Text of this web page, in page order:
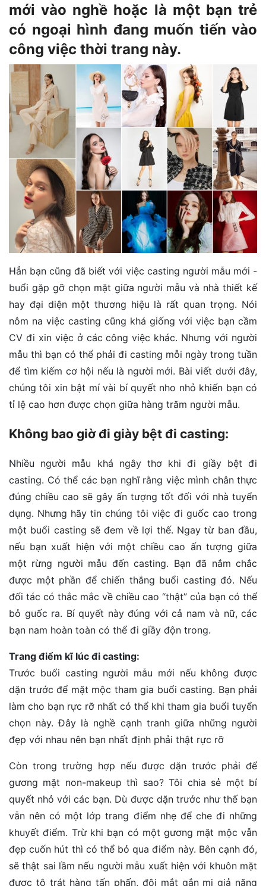
mới vào nghề hoặc là một bạn trẻ
có ngoại hình đang muốn tiến vào
công việc thời trang này.
Hẳn bạn cũng đã biết với việc casting người mẫu mới -
buổi gặp gỡ chọn mặt giữa người mẫu và nhà thiết kế
hay đại diện một thương hiệu là rất quan trọng. Nói
nôm na việc casting cũng khá giống với việc bạn cầm
CV đi xin việc ở các công việc khác. Nhưng với người
mẫu thì bạn có thể phải đi casting mỗi ngày trong tuần
để tìm kiếm cơ hội nếu là người mới. Bài viết dưới đây,
chúng tôi xin bật mí vài bí quyết nho nhỏ khiến bạn có
tỉ lệ cao hơn được chọn giữa hàng trăm người mẫu.
Không bao giờ đi giày bệt đi casting:
Nhiều người mẫu khá ngây thơ khi đi giầy bệt đi
casting. Có thể các bạn nghĩ rằng việc mình chân thực
đúng chiều cao sẽ gây ấn tượng tốt đối với nhà tuyển
dụng. Nhưng hãy tin chúng tôi việc đi guốc cao trong
một buổi casting sẽ đem về lợi thế. Ngay từ ban đầu,
nếu bạn xuất hiện với một chiều cao ấn tượng giữa
một rừng người mẫu đến casting. Bạn đã nắm chắc
được một phần để chiến thắng buổi casting đó. Nếu
đối tác có thắc mắc về chiều cao “thật” của bạn có thể
bỏ guốc ra. Bí quyết này đúng với cả nam và nữ, các
bạn nam hoàn toàn có thể đi giầy độn trong.
Trang điểm kĩ lúc đi casting:
Trước buổi casting người mẫu mới nếu không được
dặn trước để mặt mộc tham gia buổi casting. Bạn phải
làm cho bạn rực rỡ nhất có thể khi tham gia buổi tuyển
chọn này. Đây là nghề cạnh tranh giữa những người
đẹp với nhau nên bạn nhất định phải thật rực rỡ
Còn trong trường hợp nếu được dặn trước phải để
gương mặt non-makeup thì sao? Tôi chia sẻ một bí
quyết nhỏ với các bạn. Dù được dặn trước như thế bạn
vẫn nên có một lớp trang điểm nhẹ để che đi những
khuyết điểm. Trừ khi bạn có một gương mặt mộc vẫn
đẹp cuốn hút thì có thể bỏ qua điểm này. Bên cạnh đó,
sẽ thật sai lầm nếu người mẫu xuất hiện với khuôn mặt
được tô trát hàng tấn phấn, đôi mắt gắn mi giả nặng